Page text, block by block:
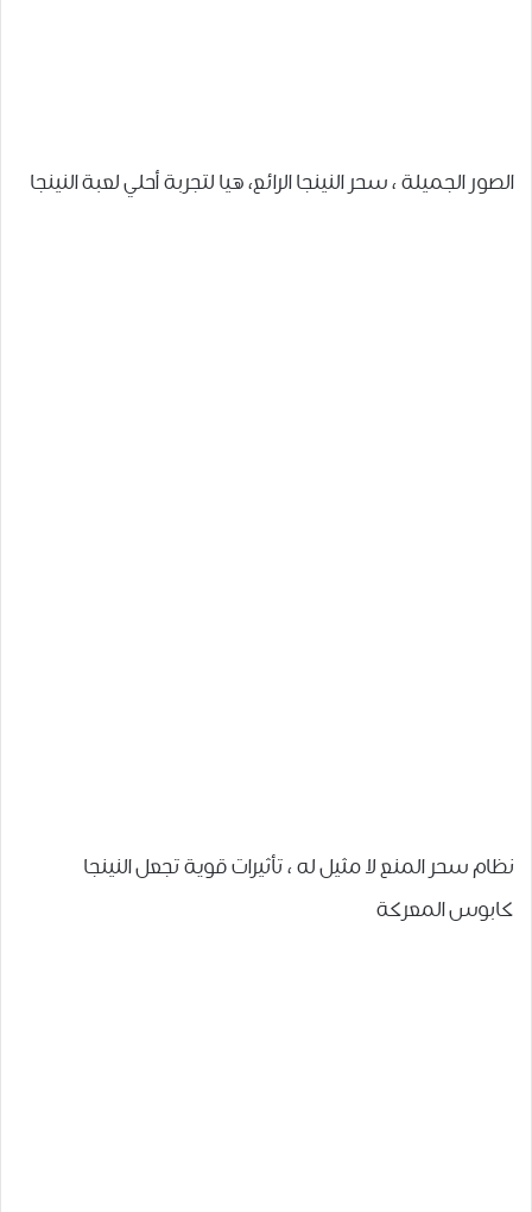
الصور الجميلة ، سحر النينجا الرائع، هيا لتجربة أحلي لعبة النينجا
نظام سحر المنع لا مثيل له ، تأثيرات قوية تجعل النينجا
كابوس المعركة